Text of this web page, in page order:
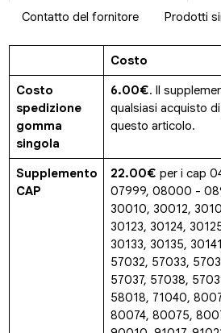
Contatto del fornitore Prodotti
Costo
Costo
spedizione
gomma
singola
6.00€. Il
qualsiasi acquisto
questo articolo.
Supplemento
CAP
22.00€ per i cap
07999, 08000 -
30010, 30012,
30123, 30124,
30133, 30135,
57032, 57033,
57037, 57038,
58018, 71040,
80074, 80075,